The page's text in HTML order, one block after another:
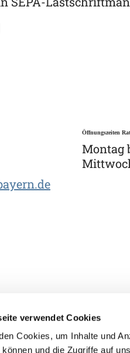
verwendet Cookies
Cookies, um Inhalte und
und die Zugriffe auf
Öffnungszeiten
Montag